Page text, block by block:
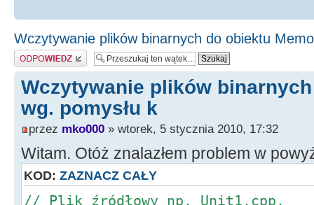
Wczytywanie plików binarnych do obiektu
Odpowiedz
Wczytywanie plików
wg. pomysłu k
przez mko000 » wtorek, 5 stycznia 2010, 17:32
Witam. Otóż znalazłem problem w
KOD: ZAZNACZ CAŁY
// Plik źródłowy np. Unit1.cpp.